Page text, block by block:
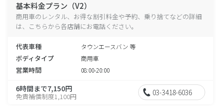
基本料金プラン（V2）
商用車のレンタル、お得な割引料金や予約、乗り捨てなどの詳細
は、こちらから各店舗にお電話ください。
代表車種 タウンエースバン 等
ボディタイプ 商用車
営業時間 08:00-20:00
6時間まで7,150円
免責補償制度1,100円 03-3418-6036